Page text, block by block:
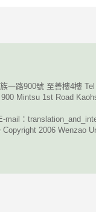
一路900號 至善樓4樓 Tel
900 Mintsu 1st Road
mail
：
2006 Wenzao